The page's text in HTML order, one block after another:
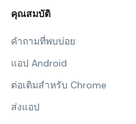
คุณสมบัติ
คำถามที่พบบ่อย
แอป Android
ต่อเติมสำหรับ Chrome
ส่งแอป